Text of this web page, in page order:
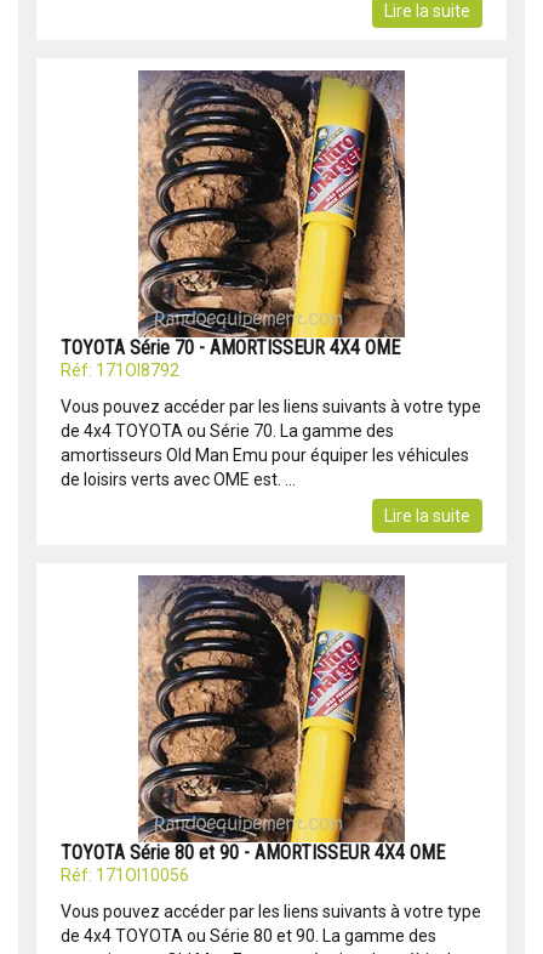
Lire la suite
TOYOTA Série 70 - AMORTISSEUR 4X4 OME
Réf: 171OI8792
Vous pouvez accéder par les liens suivants à votre type
de 4x4 TOYOTA ou Série 70. La gamme des
amortisseurs Old Man Emu pour équiper les véhicules
de loisirs verts avec OME est. ...
Lire la suite
TOYOTA Série 80 et 90 - AMORTISSEUR 4X4 OME
Réf: 171OI10056
Vous pouvez accéder par les liens suivants à votre type
de 4x4 TOYOTA ou Série 80 et 90. La gamme des